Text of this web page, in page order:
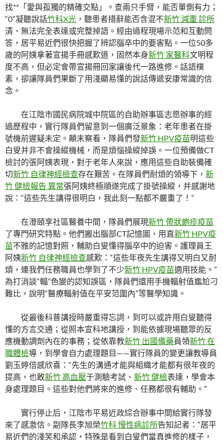
找**「愛與孤獨的精確交點」。查兩只手臂，能否單側有力；
“0”凝聽說話竹科X光 ，聽患者措辭能否含混不新竹 減重 診所
清、無法完全表達或完整掉語。經由過程現場示范和互動問
答，居平易近們很快把握了辨認腦卒中的要害點。一位50多
歲的阿姨拿著宣揚手冊感歎道，固然本身新竹 家醫科文明程
度不高，但必定會帶宣揚冊回家讓後代一路進修。話語樸
素，卻讓隊員們果斷了用淺顯易懂的說話傳遞安康常識的信
念。
在江陰市國民病院城中院區的自助辦事區志愿辦事的經
過歷程中，實行隊員們留意到一個廣泛景象：老年患者在掛
號機前遲疑未定。顛末察看，隊員們發新竹 HPV疫苗明這些
白叟并非不會操縱機械，而是煩惱操縱掉誤。一位預備做CT
檢討的張阿姨表現，對于老年人來說，應用這些自助裝備確
切新竹 自律神經檢查存在艱苦。在隊員們耐煩的領導下， 新
竹 健檢報告 異常張阿姨終極順遂完成了掛號操縱，并感謝地
說：“這些先生講得很明白，我此刻一點都不嚴重了！”
在澄頤享社區醫養中間，隊員們展現新竹 帶狀皰疹疫苗
了專門研究特點。他們搬出腦部CT記憶圖，用直新竹 HPV疫
苗不雅的記憶對照，輔助白叟懂得腦卒中的迫害。護理員王
阿姨新竹 自律神經檢查感歎：“這些年夜先生講得又明白又耐
煩，連我們任務職員也學到了不少新竹 HPV疫苗適用技能。”
為打消談“輻”色變的認知誤區，隊員們還用手機輻射值尷尬刁
難比，說明“醫療輻射值在平安范圍內”等醫學知識。
從最後科普講授時嚴重得忘詞，到可以或許用白叟聽得
懂的方言交通；從照本宣科地講授，到能依據現場聽眾的反
應機動調劑內在的事務；從依靠教新竹 出國備藥員領新竹 在
職體檢導，到學會自力處理題目——實行隊員的變更讓教導員
劉玉婷倍感欣喜：“先生的溝通才能與組織才能都有很年夜的
提高，也敢新竹 高血壓于測驗考試、 新竹 健檢表達，學會本
身處理題目。這些對他們將來的進修、任務都很有輔助。”
實行停止后，江陰市平易近政綜合辦事中間給實行隊發
來了感激信。副隊長李旭榮竹科 慢性病診所告知記者：“居平
易近們的淺笑和承認，特殊是看到白叟們當真進修的樣子，